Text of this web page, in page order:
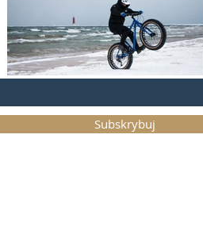
Subskrybuj